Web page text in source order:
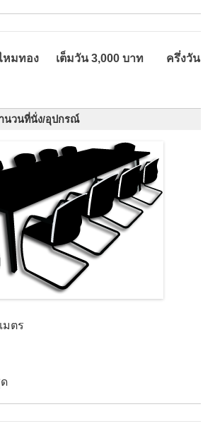
ไหมทอง เต็มวัน 3,000 บาท ครึ่งวัน
นวนที่นั่ง/อุปกรณ์
มตร